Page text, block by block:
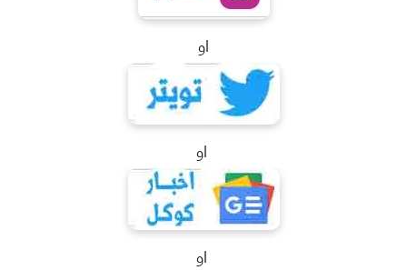
او
او
او